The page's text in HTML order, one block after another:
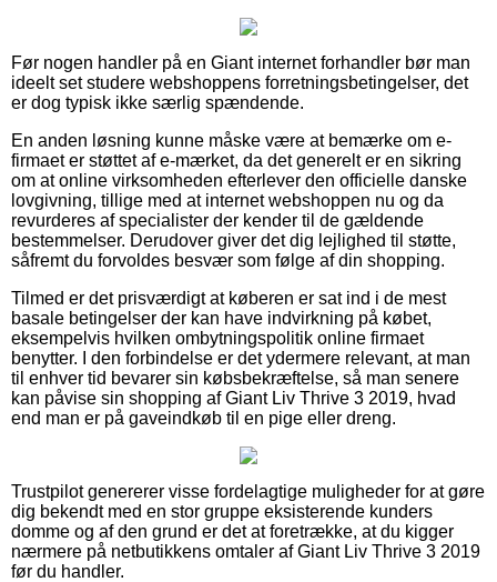
Før nogen handler på en Giant internet forhandler bør man
ideelt set studere webshoppens forretningsbetingelser, det
er dog typisk ikke særlig spændende.
En anden løsning kunne måske være at bemærke om e-
firmaet er støttet af e-mærket, da det generelt er en sikring
om at online virksomheden efterlever den officielle danske
lovgivning, tillige med at internet webshoppen nu og da
revurderes af specialister der kender til de gældende
bestemmelser. Derudover giver det dig lejlighed til støtte,
såfremt du forvoldes besvær som følge af din shopping.
Tilmed er det prisværdigt at køberen er sat ind i de mest
basale betingelser der kan have indvirkning på købet,
eksempelvis hvilken ombytningspolitik online firmaet
benytter. I den forbindelse er det ydermere relevant, at man
til enhver tid bevarer sin købsbekræftelse, så man senere
kan påvise sin shopping af Giant Liv Thrive 3 2019, hvad
end man er på gaveindkøb til en pige eller dreng.
Trustpilot genererer visse fordelagtige muligheder for at gøre
dig bekendt med en stor gruppe eksisterende kunders
domme og af den grund er det at foretrække, at du kigger
nærmere på netbutikkens omtaler af Giant Liv Thrive 3 2019
før du handler.